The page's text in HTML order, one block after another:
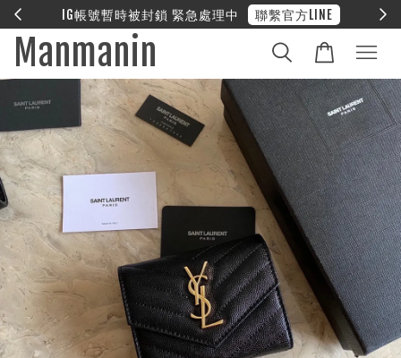
鎖 緊急處理中 聯繫官方LINE ❤︎ 全館滿兩
Manmanin